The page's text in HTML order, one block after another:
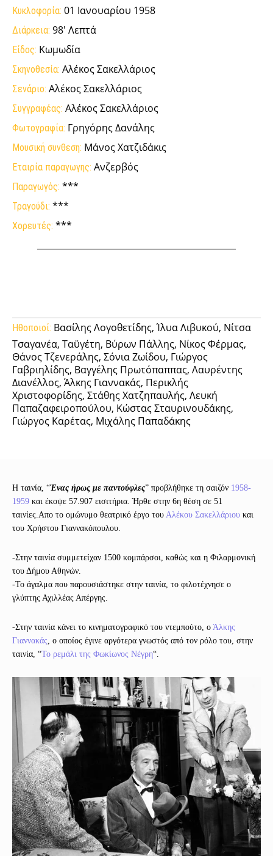
Κυκλοφορία: 01 Ιανουαρίου 1958
Διάρκεια: 98' Λεπτά
Είδος: Κωμωδία
Σκηνοθεσία: Αλέκος Σακελλάριος
Σενάριο: Αλέκος Σακελλάριος
Συγγραφέας: Αλέκος Σακελλάριος
Φωτογραφία: Γρηγόρης Δανάλης
Μουσική συνθεση: Μάνος Χατζιδάκις
Εταιρία παραγωγης: Ανζερβός
Παραγωγός: ***
Τραγούδι: ***
Χορευτές: ***
Ηθοποιοί: Βασίλης Λογοθετίδης, Ίλυα Λιβυκού, Νίτσα
Τσαγανέα, Ταϋγέτη, Βύρων Πάλλης, Νίκος Φέρμας,
Θάνος Τζενεράλης, Σόνια Ζωίδου, Γιώργος
Γαβριηλίδης, Βαγγέλης Πρωτόπαππας, Λαυρέντης
Διανέλλος, Άλκης Γιαννακάς, Περικλής
Χριστοφορίδης, Στάθης Χατζηπαυλής, Λευκή
Παπαζαφειροπούλου, Κώστας Σταυρινουδάκης,
Γιώργος Καρέτας, Μιχάλης Παπαδάκης
Η ταινία, “Ένας ήρως με παντούφλες” προβλήθηκε τη σαιζόν 1958-
1959 και έκοψε 57.907 εισιτήρια. Ήρθε στην 6η θέση σε 51
ταινίες.Απο το ομώνυμο θεατρικό έργο του Αλέκου Σακελλάριου και
του Χρήστου Γιαννακόπουλου.
-Στην ταινία συμμετείχαν 1500 κομπάρσοι, καθώς και η Φιλαρμονική
του Δήμου Αθηνών.
-Το άγαλμα που παρουσιάστηκε στην ταινία, το φιλοτέχνησε ο
γλύπτης Αχιλλέας Απέργης.
-Στην ταινία κάνει το κινηματογραφικό του ντεμπούτο, ο Άλκης
Γιαννακάς , ο οποίος έγινε αργότερα γνωστός από τον ρόλο του, στην
ταινία, “Το ρεμάλι της Φωκίωνος Νέγρη“.